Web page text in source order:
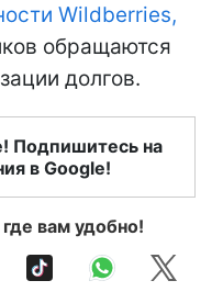
Wildberries,
обращаются
долгов.
Подпишитесь на
в Google!
вам удобно!